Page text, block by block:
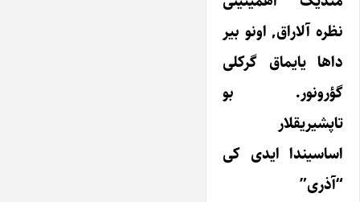
نظره آلاراق, اونو بیر
داها یایماق گرکلی
گؤرونور. بو
تاپشیریقلار
اساسیندا ایدی کی
“آذری”